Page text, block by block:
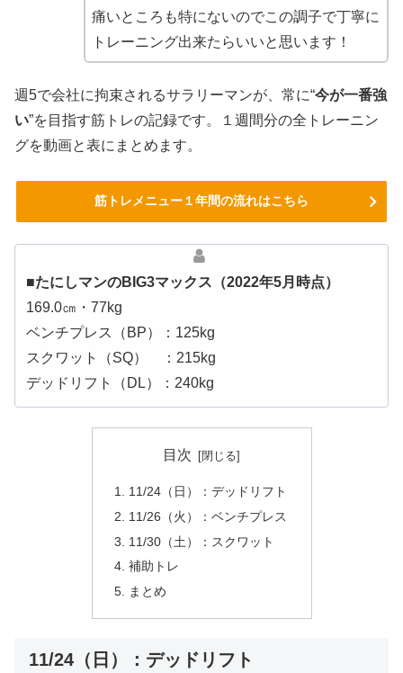
痛いところも特にないのでこの調子で丁寧に
トレーニング出来たらいいと思います！
週5で会社に拘束されるサラリーマンが、常に“今が一番強
い”を目指す筋トレの記録です。１週間分の全トレーニン
グを動画と表にまとめます。
筋トレメニュー１年間の流れはこちら
■たにしマンのBIG3マックス（2022年5月時点）
169.0㎝・77kg
ベンチプレス（BP）：125kg
スクワット（SQ） ：215kg
デッドリフト（DL）：240kg
目次
11/24（日）：デッドリフト
11/26（火）：ベンチプレス
11/30（土）：スクワット
補助トレ
まとめ
11/24（日）：デッドリフト